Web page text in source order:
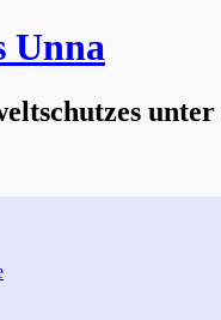
Unna
unter